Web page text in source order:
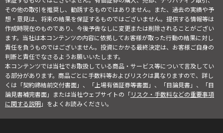
その他の取引を推奨し、勧誘するものではありません。また、過去の実績や予
想・意見は、将来の結果を保証するものではございません。提供する情報等は
作成時現在のものであり、今後予告なしに変更または削除されることがござい
ます。当社は本コンテンツの内容に依拠してお客様が取った行動の結果に対し
責任を負うものではございません。投資にかかる最終決定は、お客様ご自身の
判断と責任でなさるようお願いいたします。
本コンテンツでは当社でお取扱している商品・サービス等について言及してい
る部分があります。商品ごとに手数料等およびリスクは異なりますので、詳し
くは「契約締結前交付書面」、「上場有価証券等書面」、「目論見書」、「目
論見書補完書面」または当社ウェブサイトの「リスク・手数料などの重要事項
に関する説明」をよくお読みください。